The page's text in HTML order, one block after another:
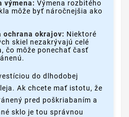
výmena: Výmena rozbitého
môže byť náročnejšia ako
ochrana okrajov: Niektoré
skiel nezakrývajú celé
čo môže ponechať časť
do dlhodobej
Ak chcete mať istotu, že
pred poškriabaním a
sklo je tou správnou